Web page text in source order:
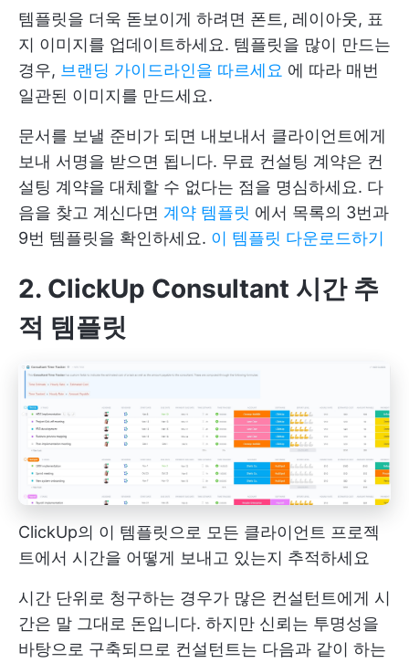
템플릿을 더욱 돋보이게 하려면 폰트, 레이아웃, 표
지 이미지를 업데이트하세요. 템플릿을 많이 만드는
경우, 브랜딩 가이드라인을 따르세요 에 따라 매번
일관된 이미지를 만드세요.
문서를 보낼 준비가 되면 내보내서 클라이언트에게
보내 서명을 받으면 됩니다. 무료 컨설팅 계약은 컨
설팅 계약을 대체할 수 없다는 점을 명심하세요. 다
음을 찾고 계신다면 계약 템플릿 에서 목록의 3번과
9번 템플릿을 확인하세요. 이 템플릿 다운로드하기
2. ClickUp Consultant 시간 추
적 템플릿
ClickUp의 이 템플릿으로 모든 클라이언트 프로젝
트에서 시간을 어떻게 보내고 있는지 추적하세요
시간 단위로 청구하는 경우가 많은 컨설턴트에게 시
간은 말 그대로 돈입니다. 하지만 신뢰는 투명성을
바탕으로 구축되므로 컨설턴트는 다음과 같이 하는